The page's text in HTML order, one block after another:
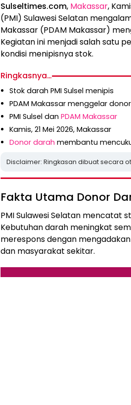
Sulseltimes.com, Makassar,
(PMI) Sulawesi Selatan
Makassar (PDAM Makassar)
Kegiatan ini menjadi salah satu
kondisi menipisnya stok.
Ringkasnya…
Stok darah PMI Sulsel menipis
PDAM Makassar menggelar
PMI Sulsel dan PDAM Makassar
Kamis, 21 Mei 2026, Makassar
Donor darah membantu
Disclaimer: Ringkasan dibuat secara
Fakta Utama Donor
PMI Sulawesi Selatan mencatat
Kebutuhan darah meningkat
merespons dengan
dan masyarakat sekitar.